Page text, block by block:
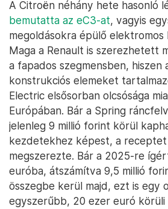
A Citroën néhány hete hasonló
bemutatta az eC3-at, vagyis
megoldásokra épülő elektromos
Maga a Renault is szerezhetett
a fapados szegmensben, hiszen
konstrukciós elemeket
Electric elsősorban olcsósága
Európában. Bár a Spring
jelenleg 9 millió forint körül
kezdetekhez képest, a receptet
megszerezte. Bár a 2025-re
euróba, átszámítva 9,5 millió
összegbe kerül majd, ezt is egy
egyszerűbb, 20 ezer euró